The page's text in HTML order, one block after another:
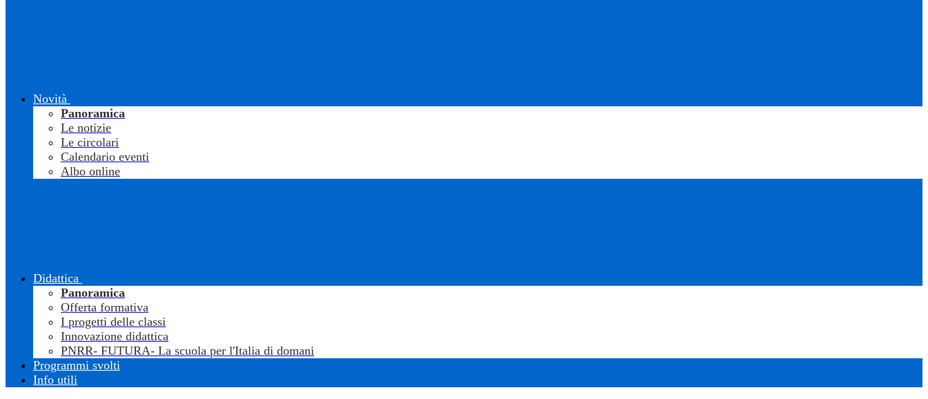
Novità
Panoramica
Le notizie
Le circolari
Calendario eventi
Albo online
Didattica
Panoramica
Offerta formativa
I progetti delle classi
Innovazione didattica
PNRR- FUTURA- La scuola per l'Italia di domani
Programmi svolti
Info utili